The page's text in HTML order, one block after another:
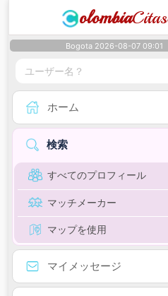
olombiaCitas
Bogota 2026-08-07 09:01
ホーム
検索
すべてのプロフィール
マッチメーカー
マップを使用
マイメッセージ